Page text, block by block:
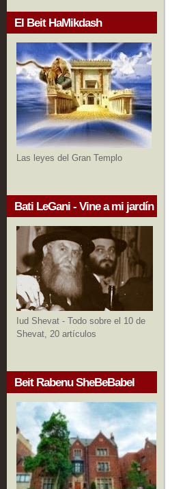
El Beit HaMikdash
Las leyes del Gran Templo
Bati LeGani - Vine a mi jardín
Iud Shevat - Todo sobre el 10 de
Shevat, 20 artículos
Beit Rabenu SheBeBabel